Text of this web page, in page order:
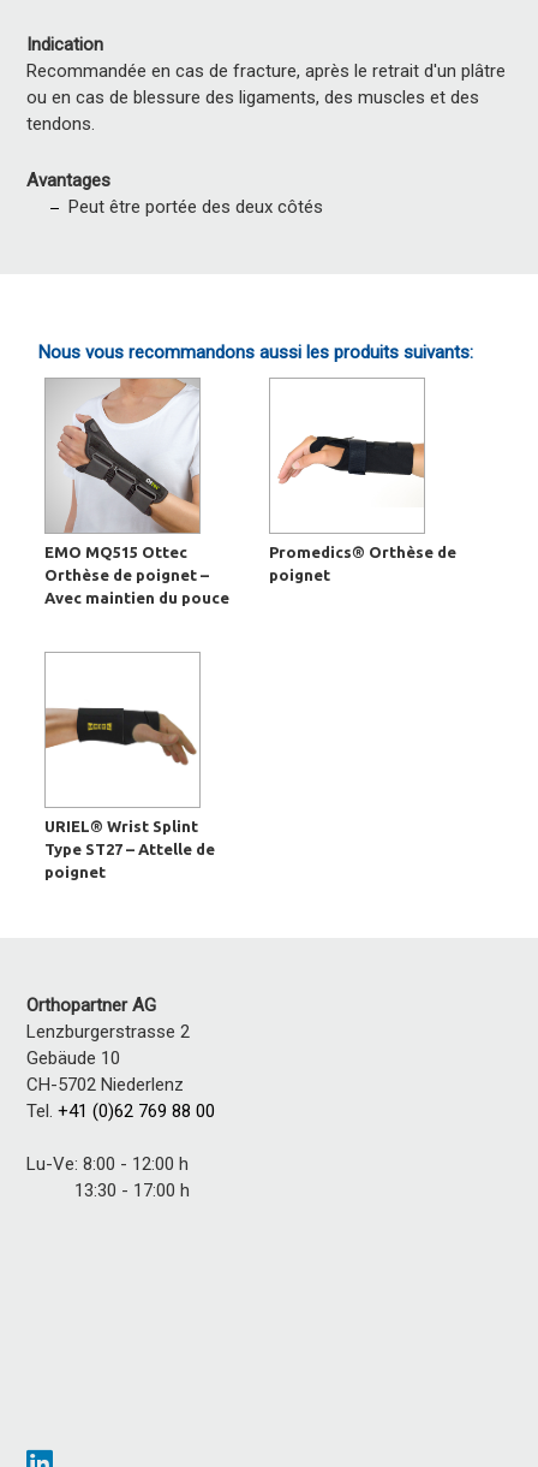
Indication
Recommandée en cas de fracture, après le retrait d'un plâtre
ou en cas de blessure des ligaments, des muscles et des
tendons.
Avantages
Peut être portée des deux côtés
Nous vous recommandons aussi les produits suivants:
EMO MQ515 Ottec
Orthèse de poignet –
Avec maintien du pouce
Promedics® Orthèse de
poignet
URIEL® Wrist Splint
Type ST27 – Attelle de
poignet
Orthopartner AG
Lenzburgerstrasse 2
Gebäude 10
CH-5702 Niederlenz
Tel.+41 (0)62 769 88 00
Lu-Ve: 8:00 - 12:00 h
13:30 - 17:00 h